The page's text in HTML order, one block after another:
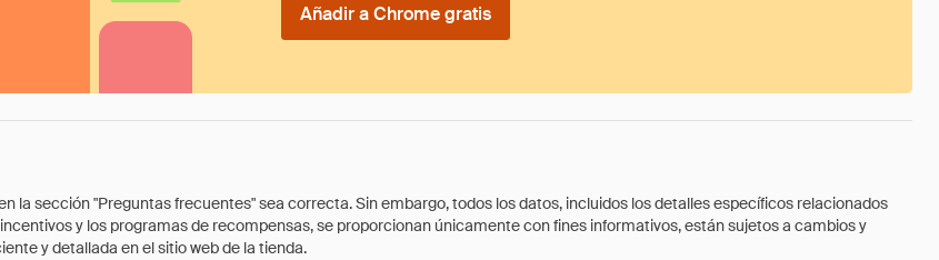
Añadir a Chrome gratis
la sección "Preguntas frecuentes" sea correcta. Sin embargo, todos los datos, incluidos los detalles específicos relacionados
y los programas de recompensas, se proporcionan únicamente con fines informativos, están sujetos a cambios y
y detallada en el sitio web de la tienda.